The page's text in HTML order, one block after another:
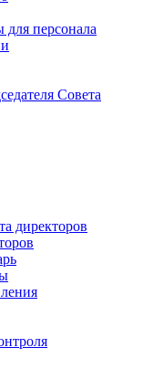
персонала
Совета
директоров